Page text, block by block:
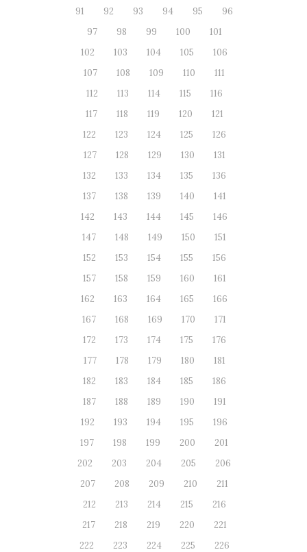
91
92 93 94 95
96
97
98 99 100
101
102
103 104 105
106
107
108 109 110
111
112
113 114 115
116
117
118 119 120
121
122
123 124 125
126
127
128 129 130
131
132
133 134 135
136
137
138 139 140
141
142
143 144 145
146
147
148 149 150
151
152
153 154 155
156
157
158 159 160
161
162
163 164 165
166
167
168 169 170
171
172
173 174 175
176
177
178 179 180
181
182
183 184 185
186
187
188 189 190
191
192
193 194 195
196
197
198 199 200
201
202
203 204 205
206
207
208 209 210
211
212
213 214 215
216
217
218 219 220
221
222
223 224 225
226